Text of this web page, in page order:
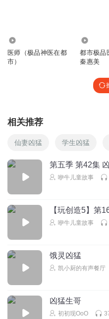
医师（极品神医在都
市）
都市极品
秦惠美
相关推荐
仙妻凶猛 学生凶猛
第五季 第42集
咿牛儿童故事
【玩创造5】第
咿牛儿童故事
饿灵凶猛
凯小厨的有声餐厅
凶猛生哥
初初现OoO